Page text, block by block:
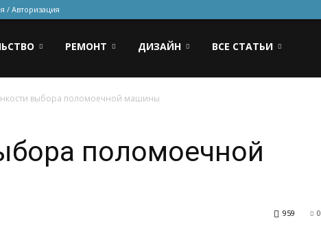
/ Авторизация
РЕМОНТ ДИЗАЙН ВСЕ СТАТЬИ
выбора поломоечной машины
поломоечной
0
959